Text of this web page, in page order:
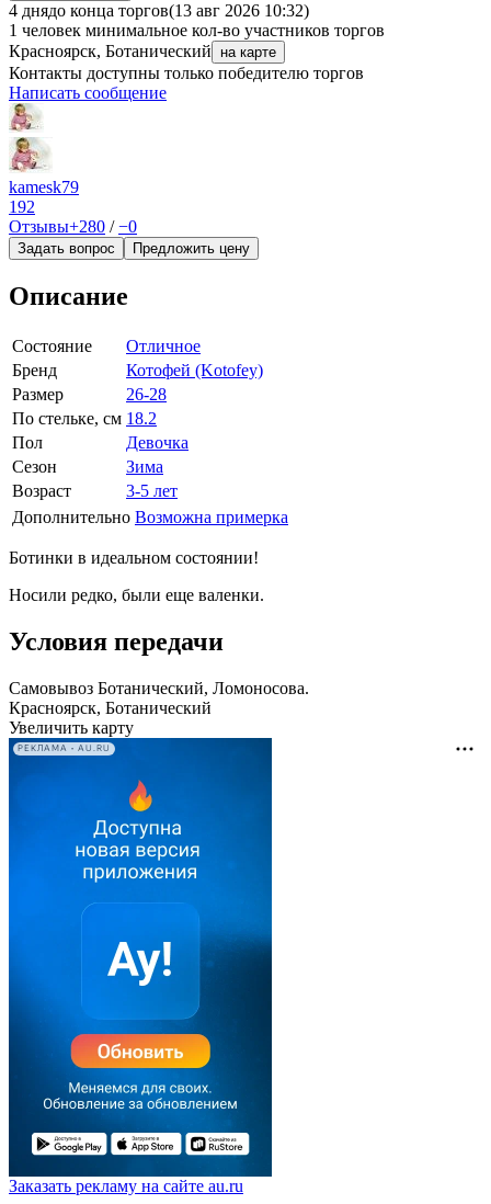
4 днядо конца торгов(13 авг 2026 10:32)
1 человек минимальное кол-во участников торгов
Красноярск, Ботанический
на карте
Контакты доступны только победителю торгов
Написать сообщение
kamesk79
192
Отзывы+280 /−0
Задать вопрос Предложить цену
Описание
Состояние
Отличное
Бренд
Котофей (Kotofey)
Размер
26-28
По стельке, см 18.2
Пол
Девочка
Сезон
Зима
Возраст
3-5 лет
Дополнительно Возможна примерка
Ботинки в идеальном состоянии!
Носили редко, были еще валенки.
Условия передачи
Самовывоз Ботанический, Ломоносова.
Красноярск, Ботанический
Увеличить карту
РЕКЛАМА • AU.RU
Заказать рекламу на сайте au.ru